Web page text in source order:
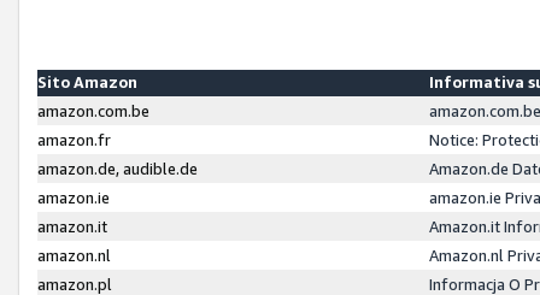
Sito Amazon
Informativa
amazon.com.be
amazon.fr
Notice:
amazon.de, audible.de
Amazon.de
amazon.ie
amazon.ie
amazon.it
Amazon.it
amazon.nl
Amazon.nl
amazon.pl
Informacja O